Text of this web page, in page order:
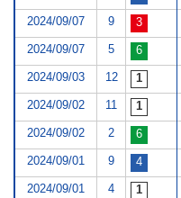
2024/09/07 9
2024/09/07 5
2024/09/03 12
2024/09/02 11
2024/09/02 2
2024/09/01 9
2024/09/01 4